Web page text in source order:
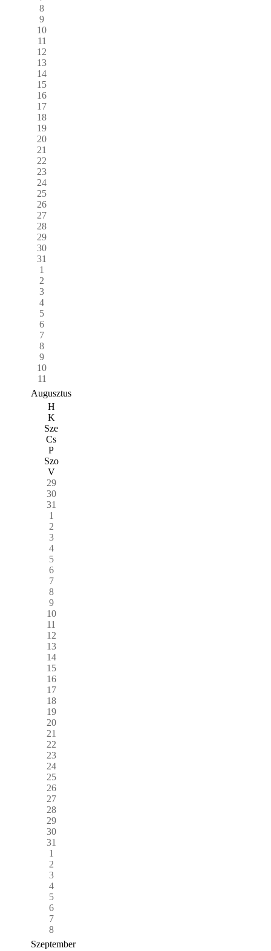
8
9
10
11
12
13
14
15
16
17
18
19
20
21
22
23
24
25
26
27
28
29
30
31
1
2
3
4
5
6
7
8
9
10
11
Augusztus
H
K
Sze
Cs
P
Szo
V
29
30
31
1
2
3
4
5
6
7
8
9
10
11
12
13
14
15
16
17
18
19
20
21
22
23
24
25
26
27
28
29
30
31
1
2
3
4
5
6
7
8
Szeptember